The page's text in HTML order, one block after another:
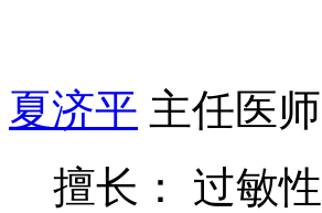
夏济平 主任医
擅长： 过敏